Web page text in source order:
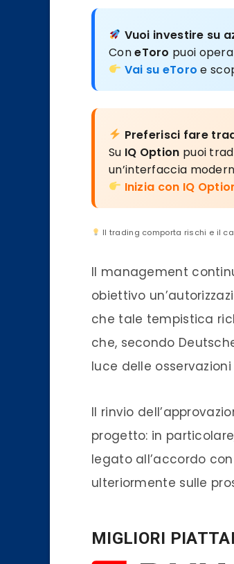
Vuoi investire su
ConeToro puoi
Vai su eToro e
Preferisci fare
Su IQ Option puoi
un’interfaccia
Inizia con IQ
Il trading comporta rischi e il
Il management
obiettivo
che tale tempistica
che, secondo
luce delle
Il rinvio
progetto: in
legato all’accordo
ulteriormente sulle
MIGLIORI